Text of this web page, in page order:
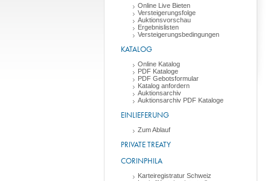
Online Live Bieten
Versteigerungsfolge
Auktionsvorschau
Ergebnislisten
Versteigerungsbedingungen
KATALOG
Online Katalog
PDF Kataloge
PDF Gebotsformular
Katalog anfordern
Auktionsarchiv
Auktionsarchiv PDF Kataloge
EINLIEFERUNG
Zum Ablauf
PRIVATE TREATY
CORINPHILA
Karteiregistratur Schweiz